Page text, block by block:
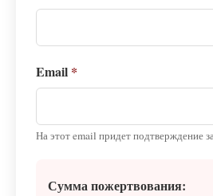
Email *
На этот email придет подтверждение
Сумма пожертвования: